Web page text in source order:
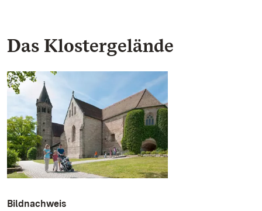
Das Klostergelände
Bildnachweis